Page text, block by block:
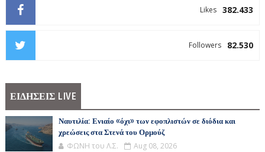
382.433
Likes
82.530
Followers
ΕΙΔΗΣΕΙΣ LIVE
Ναυτιλία: Ενιαίο «όχι» των εφοπλιστών σε διόδια και
χρεώσεις στα Στενά του Ορμούζ
ΦΩΝΗ του Λ.Σ. Aug 08, 2026